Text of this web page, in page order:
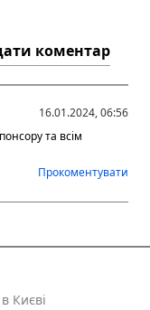
коментар
16.01.2024, 06:56
та всім
Прокоментувати
Києві